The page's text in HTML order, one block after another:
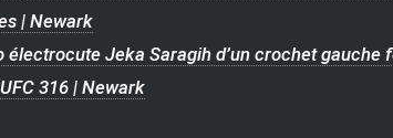
| Newark
électrocute Jeka Saragih d’un crochet gauche
316 | Newark